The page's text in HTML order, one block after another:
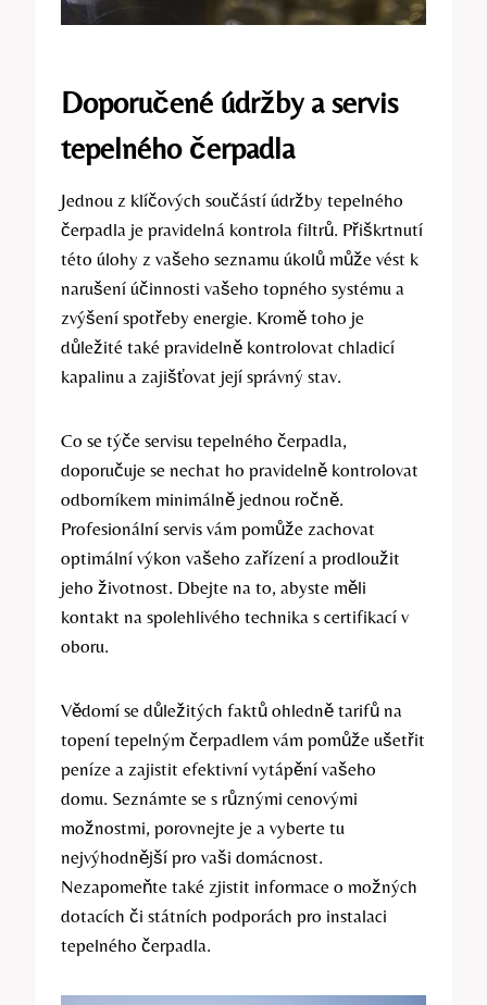
Doporučené údržby a servis
tepelného čerpadla
Jednou z klíčových součástí údržby tepelného
čerpadla je pravidelná kontrola filtrů. Přiškrtnutí
této úlohy z vašeho seznamu úkolů může vést k
narušení účinnosti vašeho topného systému a
zvýšení spotřeby energie. Kromě toho je
důležité také pravidelně kontrolovat chladicí
kapalinu a zajišťovat její správný stav.
Co se týče servisu tepelného čerpadla,
doporučuje se nechat ho pravidelně kontrolovat
odborníkem minimálně jednou ročně.
Profesionální servis vám pomůže zachovat
optimální výkon vašeho zařízení a prodloužit
jeho životnost. Dbejte na to, abyste měli
kontakt na spolehlivého technika s certifikací v
oboru.
Vědomí se důležitých faktů ohledně tarifů na
topení tepelným čerpadlem vám pomůže ušetřit
peníze a zajistit efektivní vytápění vašeho
domu. Seznámte se s různými cenovými
možnostmi, porovnejte je a vyberte tu
nejvýhodnější pro vaši domácnost.
Nezapomeňte také zjistit informace o možných
dotacích či státních podporách pro instalaci
tepelného čerpadla.